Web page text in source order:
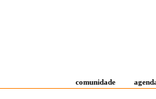
comunidade